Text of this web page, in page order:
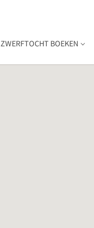
ZWERFTOCHT BOEKEN